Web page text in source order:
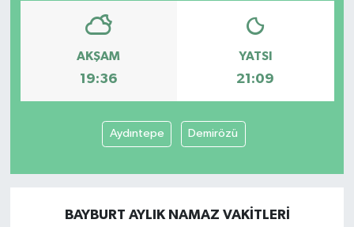
AKŞAM
19:36
YATSI
21:09
Aydıntepe Demirözü
BAYBURT AYLIK NAMAZ VAKITLERI